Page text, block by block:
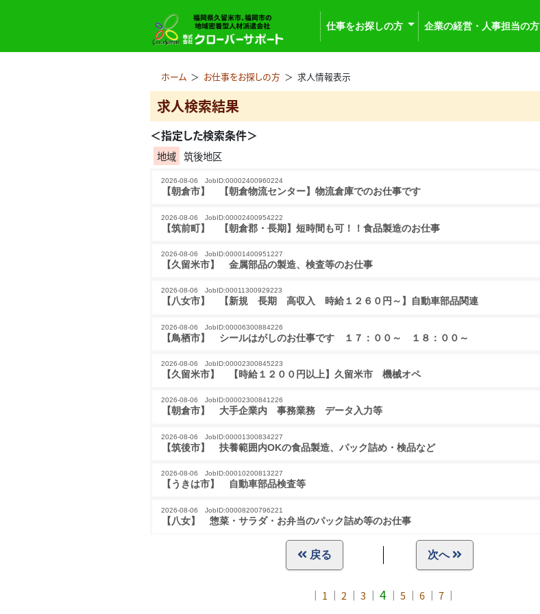
仕事をお探しの方 企業の経営・人事担当の方
ホーム ＞ お仕事をお探しの方 ＞ 求人情報表示
求人検索結果
＜指定した検索条件＞
地域 筑後地区
2026-08-06 JobID:00002400960224
【朝倉市】 【朝倉物流センター】物流倉庫でのお仕事です
2026-08-06 JobID:00002400954222
【筑前町】 【朝倉郡・長期】短時間も可！！食品製造のお仕事
2026-08-06 JobID:00001400951227
【久留米市】 金属部品の製造、検査等のお仕事
2026-08-06 JobID:00011300929223
【八女市】 【新規　長期　高収入　時給１２６０円～】自動車部品関連
2026-08-06 JobID:00006300884226
【鳥栖市】 シールはがしのお仕事です　１７：００～　１８：００～
2026-08-06 JobID:00002300845223
【久留米市】 【時給１２００円以上】久留米市　機械オペ
2026-08-06 JobID:00002300841226
【朝倉市】 大手企業内　事務業務　データ入力等
2026-08-06 JobID:00001300834227
【筑後市】 扶養範囲内OKの食品製造、パック詰め・検品など
2026-08-06 JobID:00010200813227
【うきは市】 自動車部品検査等
2026-08-06 JobID:00008200796221
【八女】 惣菜・サラダ・お弁当のパック詰め等のお仕事
戻る 次へ
｜ 1 ｜ 2 ｜ 3 ｜ 4｜ 5 ｜ 6 ｜ 7 ｜